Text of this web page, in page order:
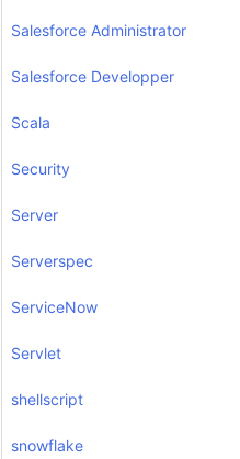
Salesforce Administrator
Salesforce Developper
Scala
Security
Server
Serverspec
ServiceNow
Servlet
shellscript
snowflake